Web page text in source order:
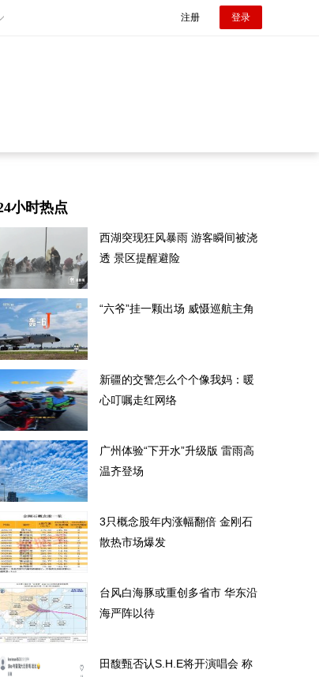
注册 登录
新疆的交警怎么个个像我妈：暖心叮嘱走红网络
小时热点
西湖突现狂风暴雨 游客瞬间被浇
透 景区提醒避险
“六爷”挂一颗出场 威慑巡航主角
新疆的交警怎么个个像我妈：暖
心叮嘱走红网络
广州体验“下开水”升级版 雷雨高
温齐登场
3只概念股年内涨幅翻倍 金刚石
散热市场爆发
台风白海豚或重创多省市 华东沿
海严阵以待
田馥甄否认S.H.E将开演唱会 称